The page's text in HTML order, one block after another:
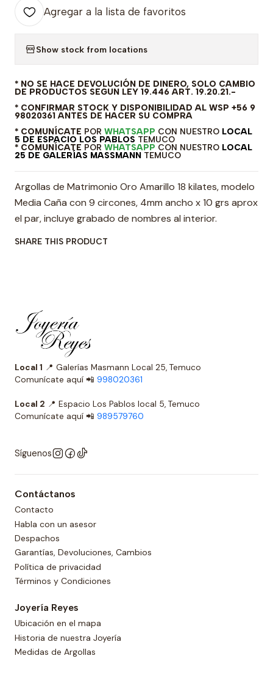
Agregar a la lista de favoritos
Show stock from locations
* NO SE HACE DEVOLUCIÓN DE DINERO, SOLO CAMBIO
DE PRODUCTOS SEGUN LEY 19.446 ART. 19.20.21.-
* CONFIRMAR STOCK Y DISPONIBILIDAD AL WSP +56 9
98020361 ANTES DE HACER SU COMPRA
* COMUNÍCATE POR WHATSAPP CON NUESTRO LOCAL
5 DE ESPACIO LOS PABLOS TEMUCO
* COMUNÍCATE POR WHATSAPP CON NUESTRO LOCAL
25 DE GALERÍAS MASSMANN TEMUCO
Argollas de Matrimonio Oro Amarillo 18 kilates, modelo
Media Caña con 9 circones, 4mm ancho x 10 grs aprox
el par, incluye grabado de nombres al interior.
SHARE THIS PRODUCT
Local 1 📍 Galerías Masmann Local 25, Temuco
Comunícate aquí 📲 998020361
Local 2 📍 Espacio Los Pablos local 5, Temuco
Comunícate aquí 📲 989579760
Síguenos
Contáctanos
Contacto
Habla con un asesor
Despachos
Garantías, Devoluciones, Cambios
Política de privacidad
Términos y Condiciones
Joyería Reyes
Ubicación en el mapa
Historia de nuestra Joyería
Medidas de Argollas